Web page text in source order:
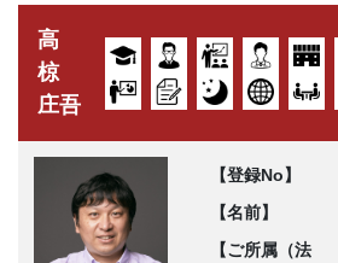
高
椋
庄吾
【登録No】
【名前】
【ご所属（法